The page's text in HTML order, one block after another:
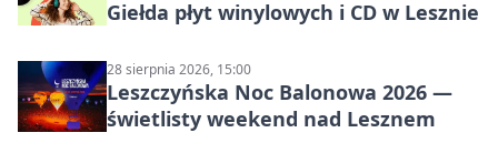
Giełda płyt winylowych i CD w Lesznie
28 sierpnia 2026, 15:00
Leszczyńska Noc Balonowa 2026 —
świetlisty weekend nad Lesznem